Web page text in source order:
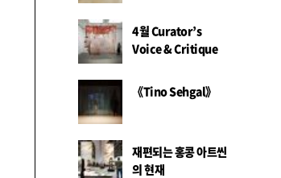
4월 Curator’s
Voice & Critique
《Tino Sehgal》
재편되는 홍콩 아트씬
의 현재